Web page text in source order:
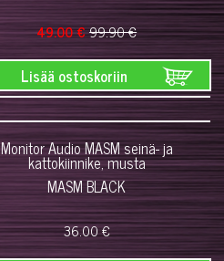
49.00 €99.90 €
Lisää ostoskoriin
Monitor Audio MASM seinä- ja
kattokiinnike, musta
MASM BLACK
36.00 €